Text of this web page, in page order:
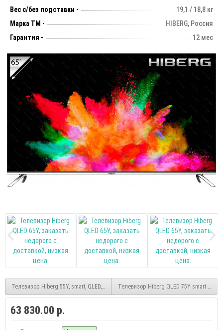
Вес с/без подставки -
19,1 / 18,8 кг
Марка ТМ -
HIBERG, Россия
Гарантия -
12 мес
Телевизор Hiberg 55Y, smart, QLED, UHD, безрамочный, (Яндекс)
Телевизор Hiberg QLED 75Y smart UHD
63 830.00 р.